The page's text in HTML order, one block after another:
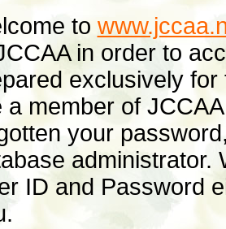
to
in order to
exclusively
a member of
your
administrator.
ID and Password